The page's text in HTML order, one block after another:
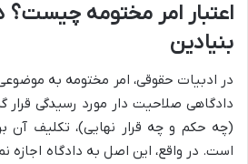
اعتبار امر مختومه
بنیادین
در ادبیات حقوقی، امر مختومه به
دادگاهی صلاحیت دار مورد رسیدگی قرار
(چه حکم و چه قرار نهایی)، تکلیف
است. در واقع، این اصل به دادگاه